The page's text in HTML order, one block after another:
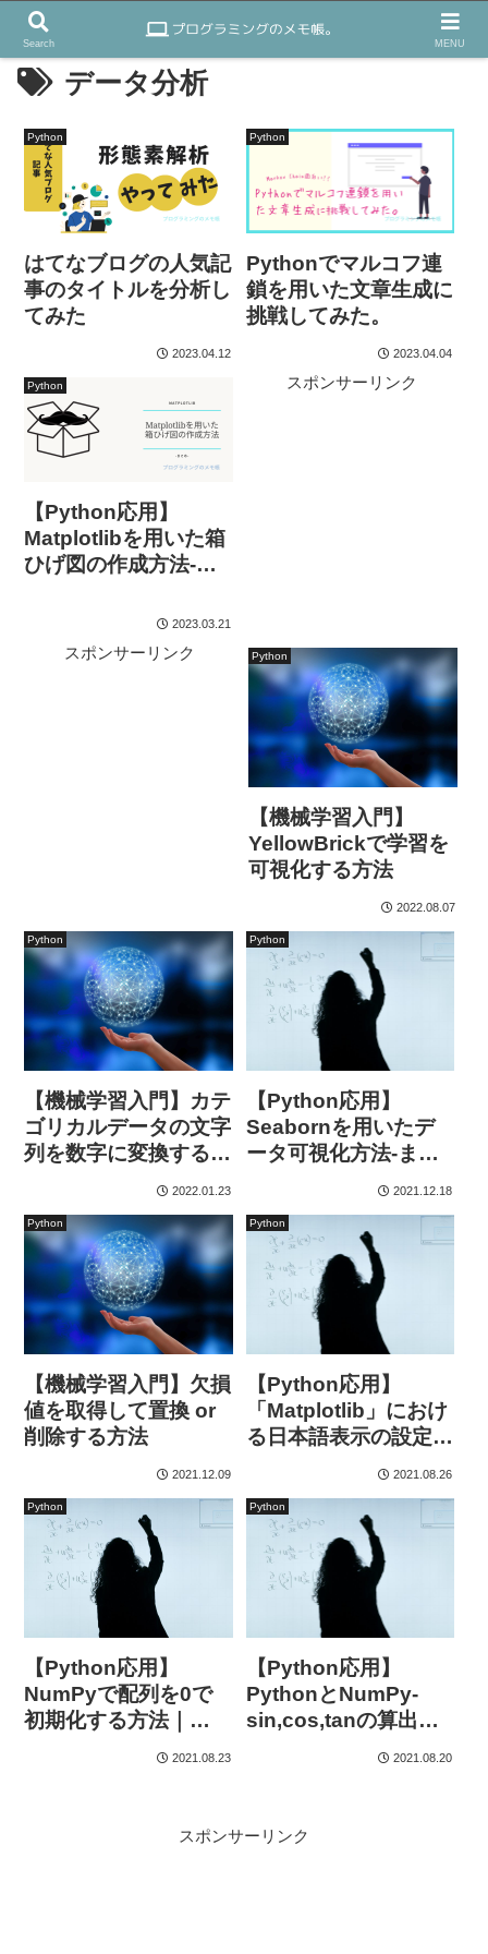
データ分析
Python
はてなブログの人気記
事のタイトルを分析し
てみた
2023.04.12
Python
Pythonでマルコフ連
鎖を用いた文章生成に
挑戦してみた。
2023.04.04
Python
【Python応用】
Matplotlibを用いた箱
ひげ図の作成方法-ま
2023.03.21
スポンサーリンク
スポンサーリンク Python
【機械学習入門】
YellowBrickで学習を
可視化する方法
2022.08.07
Python
【機械学習入門】カテ
ゴリカルデータの文字
列を数字に変換する方
2022.01.23
Python
【Python応用】
Seabornを用いたデ
ータ可視化方法-まと
2021.12.18
Python
【機械学習入門】欠損
値を取得して置換 or
削除する方法
2021.12.09
Python
【Python応用】
「Matplotlib」におけ
る日本語表示の設定方
2021.08.26
Python
【Python応用】
NumPyで配列を0で
初期化する方法｜
2021.08.23
Python
【Python応用】
PythonとNumPy-
sin,cos,tanの算出と
2021.08.20
スポンサーリンク
Search MENU